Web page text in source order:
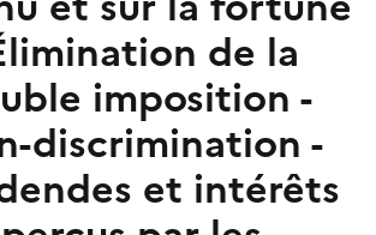
de la
imposition -
discrimination -
et intérêts